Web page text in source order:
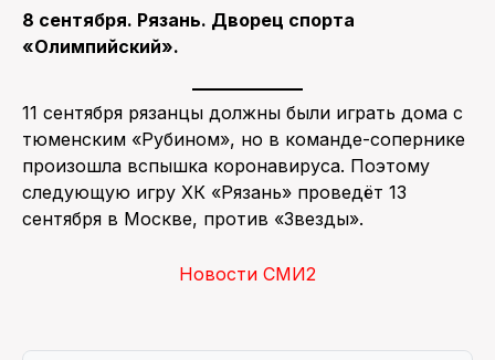
8 сентября. Рязань. Дворец спорта
«Олимпийский».
11 сентября рязанцы должны были играть дома с
тюменским «Рубином», но в команде-сопернике
произошла вспышка коронавируса. Поэтому
следующую игру ХК «Рязань» проведёт 13
сентября в Москве, против «Звезды».
Новости СМИ2